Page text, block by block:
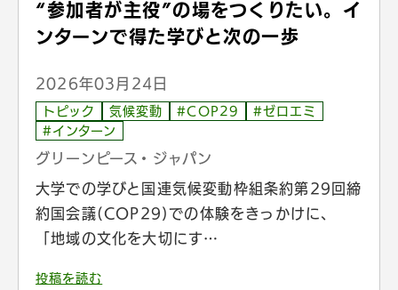
“参加者が主役”の場をつくりたい。イ
ンターンで得た学びと次の一歩
2026年03月24日
トピック 気候変動 #COP29
#ゼロエミ
#インターン
グリーンピース・ジャパン
大学での学びと国連気候変動枠組条約第29回締
約国会議(COP29)での体験をきっかけに、
「地域の文化を大切にす…
投稿を読む